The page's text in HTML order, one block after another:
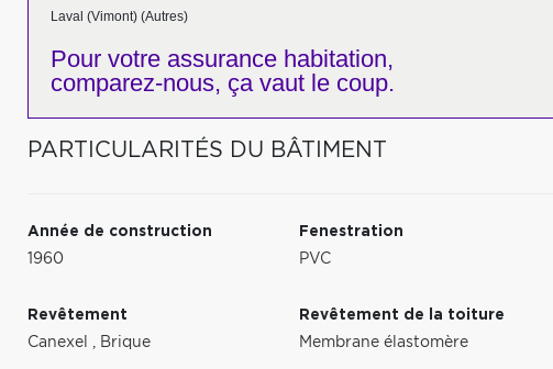
Laval (Vimont) (Autres)
Pour votre assurance habitation,
comparez-nous, ça vaut le coup.
PARTICULARITÉS DU BÂTIMENT
Année de construction
1960
Fenestration
PVC
Revêtement
Canexel , Brique
Revêtement de la toiture
Membrane élastomère